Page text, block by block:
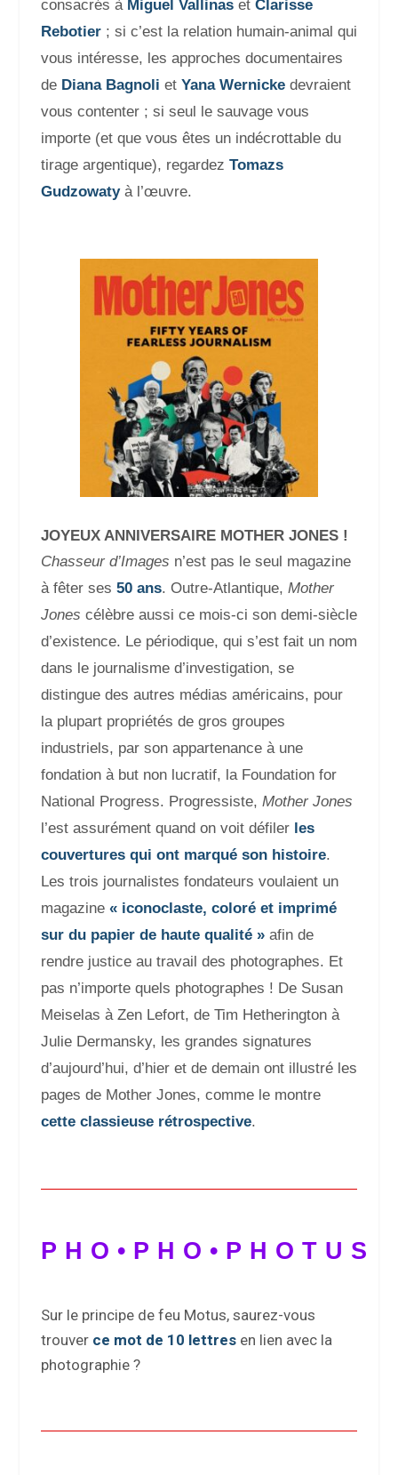
consacrés à Miguel Vallinaset Clarisse
Rebotier ; si c’est la relation humain-animal qui
vous intéresse, les approches documentaires
de Diana Bagnoli et Yana Wernickedevraient
vous contenter ; si seul le sauvage vous
importe (et que vous êtes un indécrottable du
tirage argentique), regardez Tomazs
Gudzowatyà l’œuvre.
JOYEUX ANNIVERSAIRE MOTHER JONES !
Chasseur d’Images n’est pas le seul magazine
à fêter ses 50 ans. Outre-Atlantique, Mother
Jones célèbre aussi ce mois-ci son demi-siècle
d’existence. Le périodique, qui s’est fait un nom
dans le journalisme d’investigation, se
distingue des autres médias américains, pour
la plupart propriétés de gros groupes
industriels, par son appartenance à une
fondation à but non lucratif, la Foundation for
National Progress. Progressiste, Mother Jones
l’est assurément quand on voit défiler les
couvertures qui ont marqué son histoire.
Les trois journalistes fondateurs voulaient un
magazine « iconoclaste, coloré et imprimé
sur du papier de haute qualité »afin de
rendre justice au travail des photographes. Et
pas n’importe quels photographes ! De Susan
Meiselas à Zen Lefort, de Tim Hetherington à
Julie Dermansky, les grandes signatures
d’aujourd’hui, d’hier et de demain ont illustré les
pages de Mother Jones, comme le montre
cette classieuse rétrospective.
PHO•PHO•PHOTUS
Sur le principe de feu Motus, saurez-vous
trouver ce mot de 10 lettresen lien avec la
photographie ?